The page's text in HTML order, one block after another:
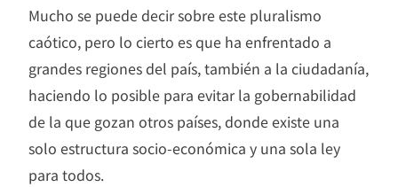
Mucho se puede decir sobre este pluralismo
caótico, pero lo cierto es que ha enfrentado a
grandes regiones del país, también a la ciudadanía,
haciendo lo posible para evitar la gobernabilidad
de la que gozan otros países, donde existe una
solo estructura socio-económica y una sola ley
para todos.